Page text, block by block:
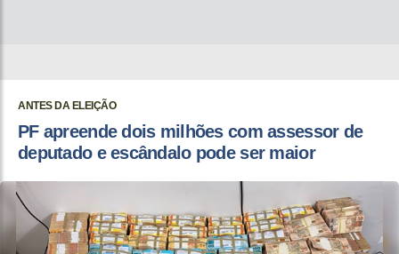
ANTES DA ELEIÇÃO
PF apreende dois milhões com assessor de
deputado e escândalo pode ser maior